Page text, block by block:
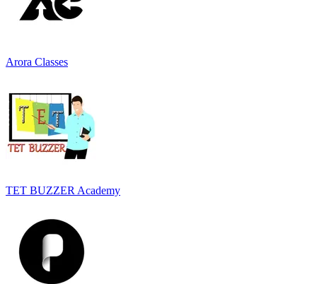
Arora Classes
TET BUZZER Academy